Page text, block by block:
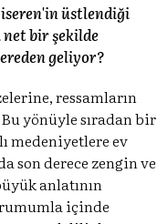
üstlendiği
bir şekilde
geliyor?
ressamların
yönüyle sıradan bir
medeniyetlere ev
son derece zengin ve
anlatının
içinde